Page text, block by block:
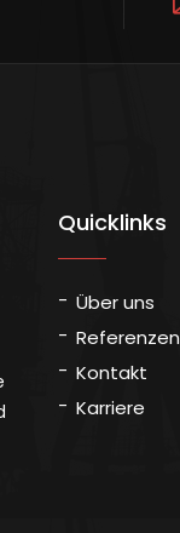
Quicklinks
Über uns
Referenzen
Kontakt
Karriere